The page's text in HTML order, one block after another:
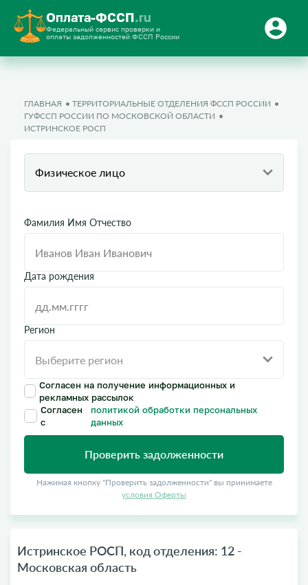
Оплата-ФССП.ru
Федеральный сервис проверки и
оплаты задолженностей ФССП России
ГЛАВНАЯ
ТЕРРИТОРИАЛЬНЫЕ ОТДЕЛЕНИЯ ФССП РОССИИ
ГУФССП РОССИИ ПО МОСКОВСКОЙ ОБЛАСТИ
ИСТРИНСКОЕ РОСП
Физическое лицо
Фамилия Имя Отчество
Дата рождения
Регион
Согласен на получение информационных и
рекламных рассылок
Согласен
с
политикой обработки персональных
данных
Проверить задолженности
Нажимая кнопку "Проверить задолженности" вы принимаете
условия Оферты
Истринское РОСП, код отделения: 12 -
Московская область